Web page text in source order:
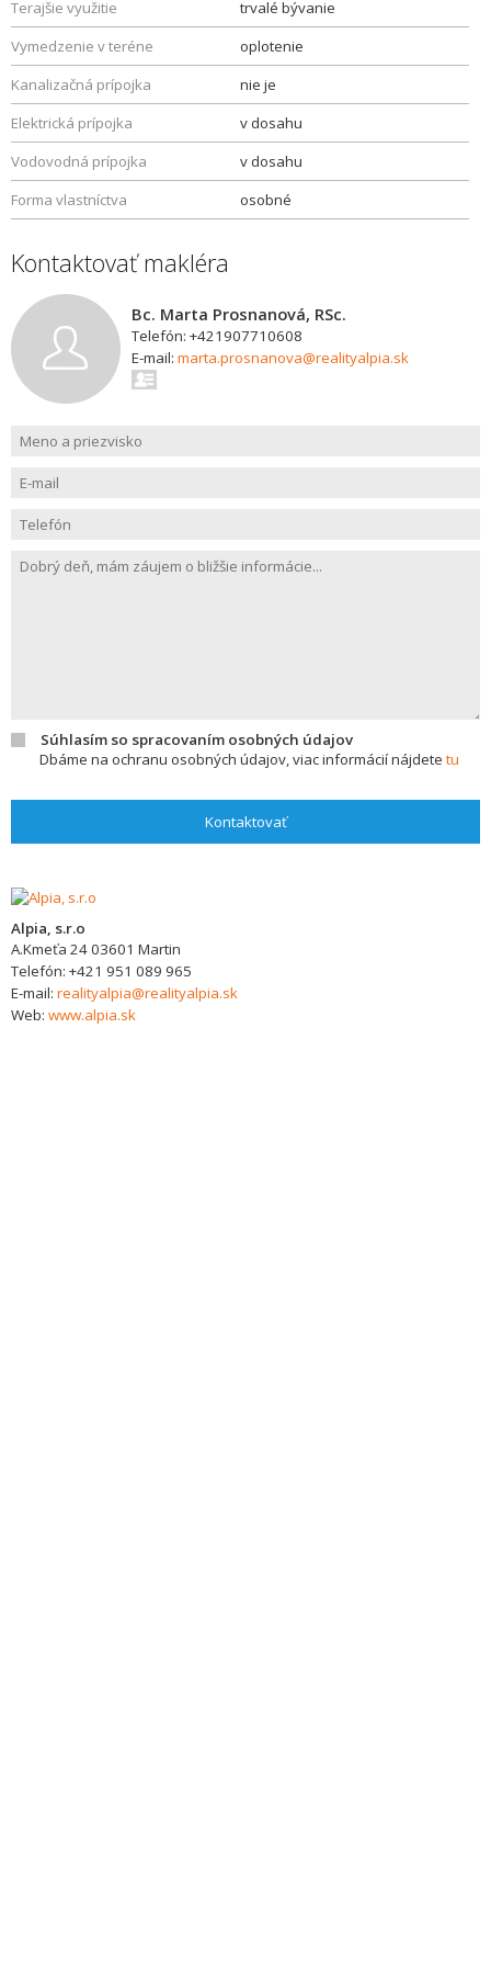
Terajšie využitie
trvalé bývanie
Vymedzenie v teréne
oplotenie
Kanalizačná prípojka
nie je
Elektrická prípojka
v dosahu
Vodovodná prípojka
v dosahu
Forma vlastníctva
osobné
Kontaktovať makléra
Bc. Marta Prosnanová, RSc.
Telefón: +421907710608
E-mail: marta.prosnanova@realityalpia.sk
Súhlasím so spracovaním osobných údajov
Dbáme na ochranu osobných údajov, viac informácií nájdete tu
Kontaktovať
Alpia, s.r.o
A.Kmeťa 2403601 Martin
Telefón: +421 951 089 965
E-mail: realityalpia@realityalpia.sk
Web: www.alpia.sk